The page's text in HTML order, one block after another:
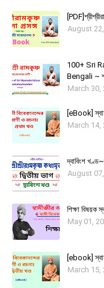
August
100+ Sri
Bengali ~
March 30,
[eBook]
March 14,
দ্বাবিংশ
August
শিক্ষা বিষয়ক
May 01,
[ebook]
March 15,